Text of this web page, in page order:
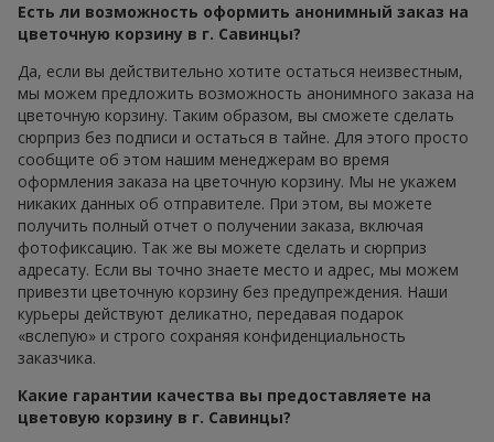
Есть ли возможность оформить анонимный заказ на
цветочную корзину в г. Савинцы?
Да, если вы действительно хотите остаться неизвестным,
мы можем предложить возможность анонимного заказа на
цветочную корзину. Таким образом, вы сможете сделать
сюрприз без подписи и остаться в тайне. Для этого просто
сообщите об этом нашим менеджерам во время
оформления заказа на цветочную корзину. Мы не укажем
никаких данных об отправителе. При этом, вы можете
получить полный отчет о получении заказа, включая
фотофиксацию. Так же вы можете сделать и сюрприз
адресату. Если вы точно знаете место и адрес, мы можем
привезти цветочную корзину без предупреждения. Наши
курьеры действуют деликатно, передавая подарок
«вслепую» и строго сохраняя конфиденциальность
заказчика.
Какие гарантии качества вы предоставляете на
цветовую корзину в г. Савинцы?